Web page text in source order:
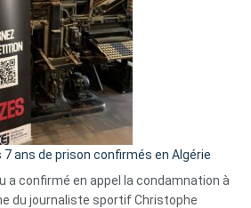
Irlande
et
Slovénie
rejettent
la
présence
d’Israël
7 ans de prison confirmés en Algérie
a confirmé en appel la condamnation à
du journaliste sportif Christophe